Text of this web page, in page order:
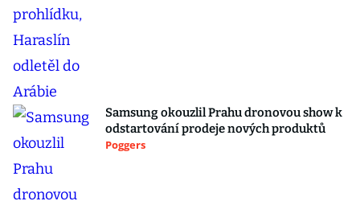
Samsung okouzlil Prahu dronovou show k
odstartování prodeje nových produktů
Poggers